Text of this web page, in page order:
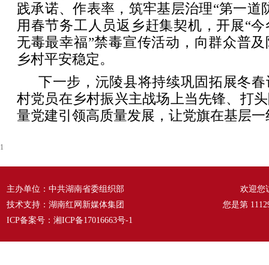
践承诺、作表率，筑牢基层治理“第一道
用春节务工人员返乡赶集契机，开展“
无毒最幸福”禁毒宣传活动，向群众普
乡村平安稳定。
下一步，沅陵县将持续巩固拓展冬
村党员在乡村振兴主战场上当先锋、打
量党建引领高质量发展，让党旗在基层
1
主办单位：中共湖南省委组织部
技术支持：湖南红网新媒体集团
ICP备案号： 湘ICP备17016663号-1
欢迎您
您是第